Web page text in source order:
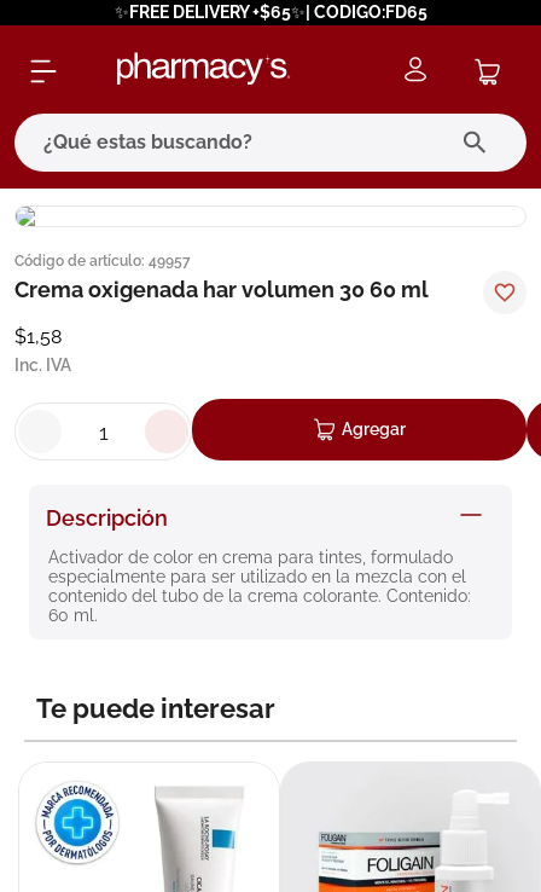
✨FREE DELIVERY +$65✨| CODIGO:FD65
¿Qué estas buscando?
Código de artículo: 49957
Crema oxigenada har volumen 30 60 ml
$1,58
Inc. IVA
Agregar
Descripción
Activador de color en crema para tintes, formulado
especialmente para ser utilizado en la mezcla con el
contenido del tubo de la crema colorante. Contenido:
60 ml.
Te puede interesar
términos más buscados
1. eucerin
cerave
7. isdin
8. roche posay
9. megacistin